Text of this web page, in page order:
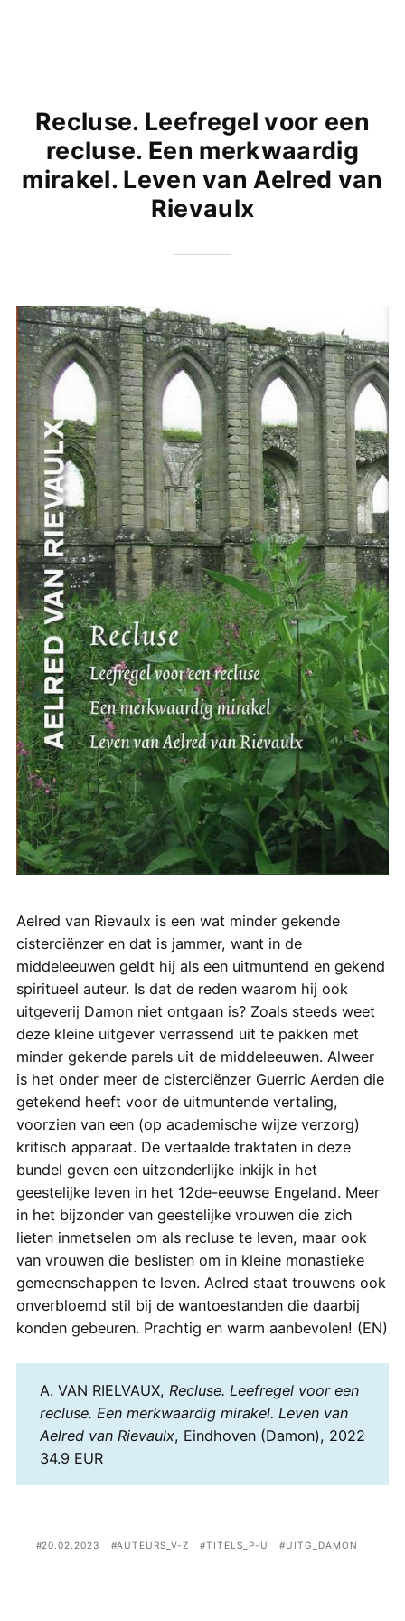
Recluse. Leefregel voor een
recluse. Een merkwaardig
mirakel. Leven van Aelred van
Rievaulx
Aelred van Rievaulx is een wat minder gekende
cisterciënzer en dat is jammer, want in de
middeleeuwen geldt hij als een uitmuntend en gekend
spiritueel auteur. Is dat de reden waarom hij ook
uitgeverij Damon niet ontgaan is? Zoals steeds weet
deze kleine uitgever verrassend uit te pakken met
minder gekende parels uit de middeleeuwen. Alweer
is het onder meer de cisterciënzer Guerric Aerden die
getekend heeft voor de uitmuntende vertaling,
voorzien van een (op academische wijze verzorg)
kritisch apparaat. De vertaalde traktaten in deze
bundel geven een uitzonderlijke inkijk in het
geestelijke leven in het 12de-eeuwse Engeland. Meer
in het bijzonder van geestelijke vrouwen die zich
lieten inmetselen om als recluse te leven, maar ook
van vrouwen die beslisten om in kleine monastieke
gemeenschappen te leven. Aelred staat trouwens ook
onverbloemd stil bij de wantoestanden die daarbij
konden gebeuren. Prachtig en warm aanbevolen! (EN)
A. VAN RIELVAUX, Recluse. Leefregel voor een
recluse. Een merkwaardig mirakel. Leven van
Aelred van Rievaulx, Eindhoven (Damon), 2022
34.9 EUR
20.02.2023 AUTEURS_V-Z TITELS_P-U UITG_DAMON